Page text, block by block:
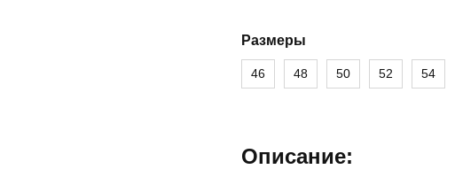
Размеры
46 48 50 52 54
Описание: